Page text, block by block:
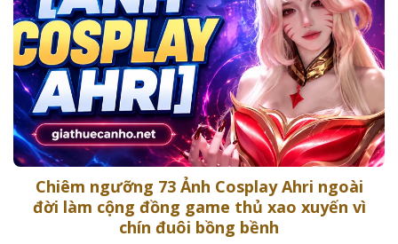
Chiêm ngưỡng 73 Ảnh Cosplay Ahri ngoài
đời làm cộng đồng game thủ xao xuyến vì
chín đuôi bồng bềnh